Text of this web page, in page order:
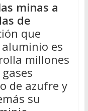
minas a
de
que
es
millones
de azufre y
su